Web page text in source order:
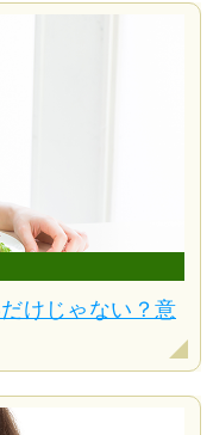
けじゃない？意